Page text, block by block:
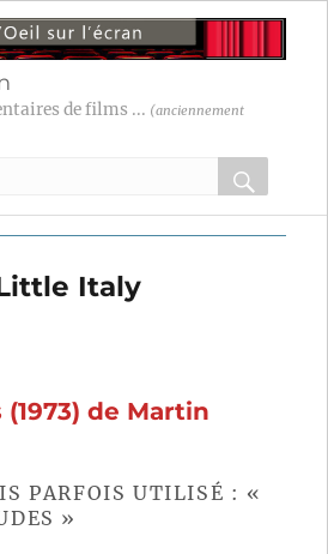
de films ... (anciennement
OK
Italy
de Martin
PARFOIS UTILISÉ : «
»